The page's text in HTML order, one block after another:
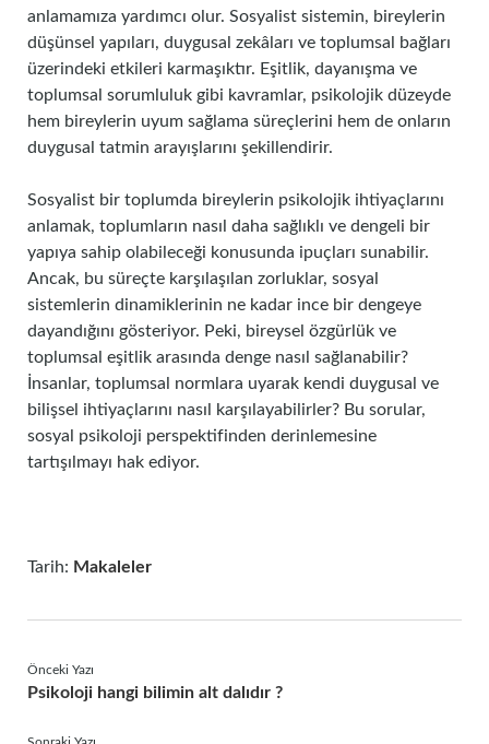
anlamamıza yardımcı olur. Sosyalist sistemin, bireylerin
düşünsel yapıları, duygusal zekâları ve toplumsal bağları
üzerindeki etkileri karmaşıktır. Eşitlik, dayanışma ve
toplumsal sorumluluk gibi kavramlar, psikolojik düzeyde
hem bireylerin uyum sağlama süreçlerini hem de onların
duygusal tatmin arayışlarını şekillendirir.
Sosyalist bir toplumda bireylerin psikolojik ihtiyaçlarını
anlamak, toplumların nasıl daha sağlıklı ve dengeli bir
yapıya sahip olabileceği konusunda ipuçları sunabilir.
Ancak, bu süreçte karşılaşılan zorluklar, sosyal
sistemlerin dinamiklerinin ne kadar ince bir dengeye
dayandığını gösteriyor. Peki, bireysel özgürlük ve
toplumsal eşitlik arasında denge nasıl sağlanabilir?
İnsanlar, toplumsal normlara uyarak kendi duygusal ve
bilişsel ihtiyaçlarını nasıl karşılayabilirler? Bu sorular,
sosyal psikoloji perspektifinden derinlemesine
tartışılmayı hak ediyor.
Tarih: Makaleler
Önceki Yazı
Psikoloji hangi bilimin alt dalıdır ?